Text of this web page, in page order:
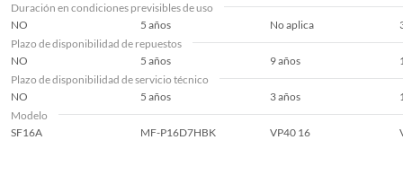
Consumo energético
60 W
Duración en condiciones previsibles de uso
NO
5 años No aplica
Plazo de disponibilidad de repuestos
NO
5 años 9 años
Plazo de disponibilidad de servicio técnico
NO
5 años 3 años
Modelo
SF16A
MF-P16D7HBK VP40 16